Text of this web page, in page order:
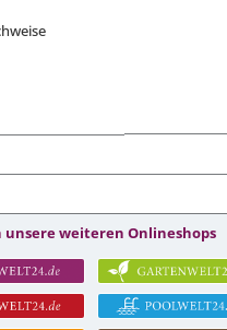
unsere weiteren Onlineshops